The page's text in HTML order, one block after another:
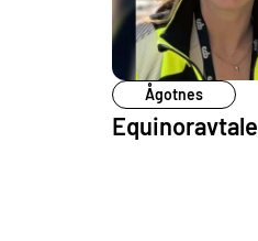
Ågotnes
Equinoravtale